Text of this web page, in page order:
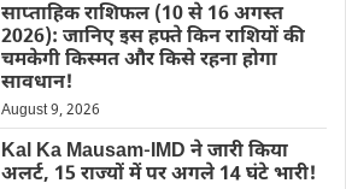
साप्ताहिक राशिफल (10 से 16 अगस्त
2026): जानिए इस हफ्ते किन राशियों की
चमकेगी किस्मत और किसे रहना होगा
सावधान!
August 9, 2026
Kal Ka Mausam-IMD ने जारी किया
अलर्ट, 15 राज्यों में पर अगले 14 घंटे भारी!